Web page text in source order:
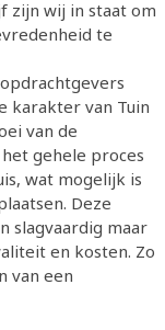
zijn wij in staat om
te
karakter van Tuin
van de
gehele proces
wat mogelijk is
Deze
slagvaardig maar
en kosten. Zo
van een